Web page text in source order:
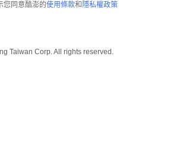
您同意酷澎的使用條款和 隱私權政策
Taiwan Corp. All rights reserved.